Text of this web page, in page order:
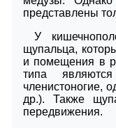
представлены
У
щупальца,
и помещения в
типа
членистоногие,
др.). Также
передвижения.